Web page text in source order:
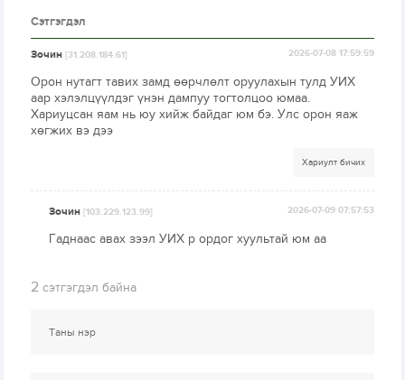
Сэтгэгдэл
Зочин[31.208.184.61] 2026-07-08 17:59:59
Орон нутагт тавих замд өөрчлөлт оруулахын тулд УИХ
аар хэлэлцүүлдэг үнэн дампуу тогтолцоо юмаа.
Хариуцсан яам нь юу хийж байдаг юм бэ. Улс орон яаж
хөгжих вэ дээ
Хариулт бичих
Зочин[103.229.123.99] 2026-07-09 07:57:53
Гаднаас авах зээл УИХ р ордог хуультай юм аа
2 сэтгэгдэл байна